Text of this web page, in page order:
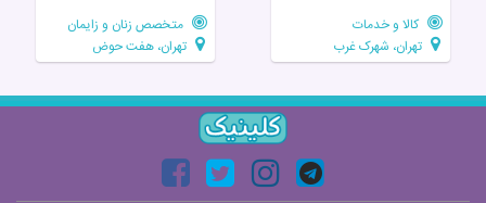
کالا و خدمات
تهران، شهرک غرب
متخصص زنان و زایمان
تهران، هفت حوض